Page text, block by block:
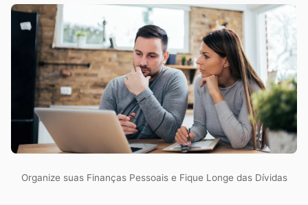
Organize suas Finanças Pessoais e Fique Longe das Dívidas